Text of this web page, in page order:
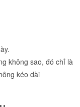
không sao, đó chỉ là
kéo dài